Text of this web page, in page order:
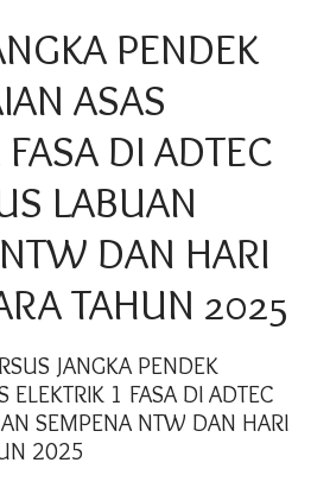
PENDEK
ASAS
FASA DI ADTEC
LABUAN
DAN HARI
TAHUN 2025
JANGKA PENDEK
ELEKTRIK 1 FASA DI ADTEC
SEMPENA NTW DAN HARI
2025